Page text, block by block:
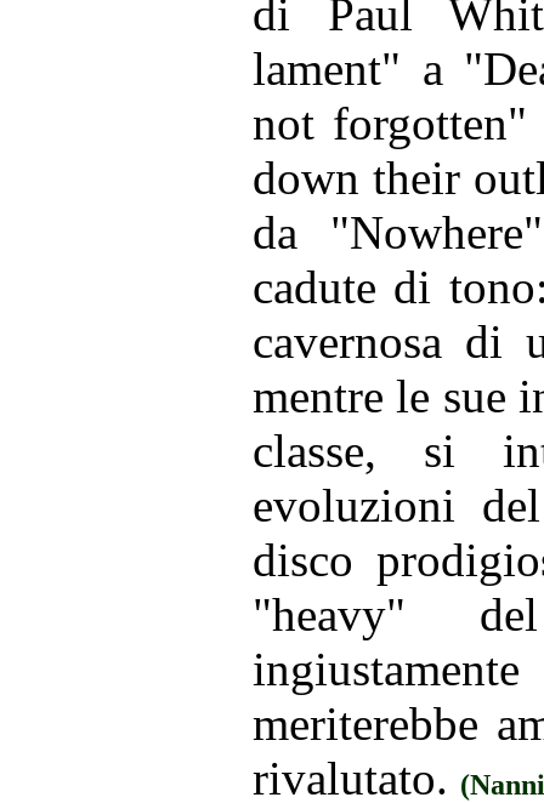
di Paul
lament" a
not forgotten"
down their
da
cadute di
cavernosa
mentre le sue
classe, si
evoluzioni
disco
"heavy"
meriterebbe
rivalutato.